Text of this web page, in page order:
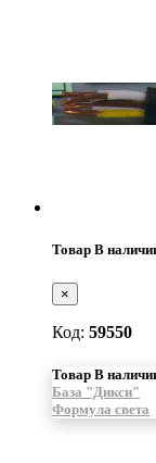
Товар В
×
Код: 59550
Товар В
База "Дикси"
Формула света